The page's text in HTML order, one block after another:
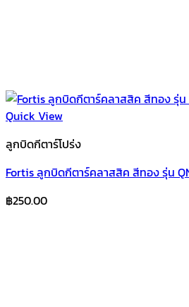
Quick View
ลูกบิดกีตาร์โปร่ง
Fortis ลูกบิดกีตาร์คลาสสิค สีทอง รุ่น
฿250.00